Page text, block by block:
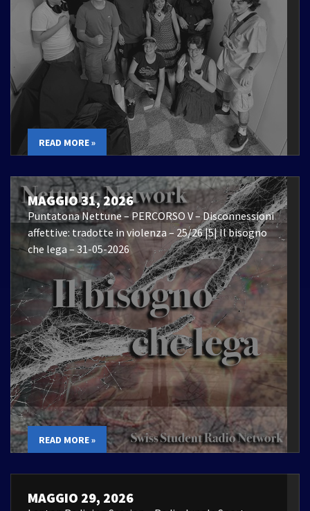
READ MORE »
MAGGIO 31, 2026
Puntatona Nettune – PERCORSO V – Disconnessioni
affettive: tradotte in violenza – 25/26 |5| Il bisogno
che lega – 31-05-2026
READ MORE »
MAGGIO 29, 2026